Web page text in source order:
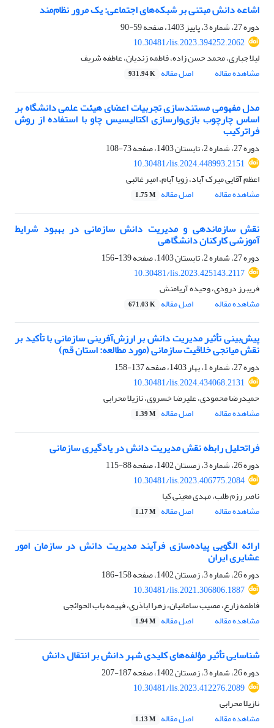
اشاعه دانش مبتنی بر شبکه‌های اجتماعی: یک مرور نظام‌مند
دوره 27، شماره 3، پاییز 1403، صفحه
59-90
10.30481/lis.2023.394252.2062
لیلا جباری، محمد حسن زاده، فاطمه زندیان، عاطفه شریف
مشاهده مقاله
اصل مقاله 931.94 K
مدل مفهومی مستندسازی تجربیات اعضای هیئت علمی دانشگاه بر
اساس چارچوب بازی‌وارسازی اکتالیسیس چاو با استفاده از روش
فراترکیب
دوره 27، شماره 2، تابستان 1403، صفحه
73-108
10.30481/lis.2024.448993.2151
اعظم آقایی میرک آباد، زویا آبام، امیر غائبی
مشاهده مقاله
اصل مقاله 1.75 M
نقش سازماندهی و مدیریت دانش سازمانی در بهبود شرایط
آموزشی کارکنان دانشگاهی
دوره 27، شماره 2، تابستان 1403، صفحه
139-156
10.30481/lis.2023.425143.2117
فریبرز درودی، وحیده آریامنش
مشاهده مقاله
اصل مقاله 671.03 K
پیش‌بینی تأثیر مدیریت دانش بر ارزش‌آفرینی سازمانی با تأکید بر
نقش میانجی خلاقیت سازمانی (مورد مطالعه: استان قم)
دوره 27، شماره 1، بهار 1403، صفحه
137-158
10.30481/lis.2024.434068.2131
حمیدرضا محمودی، علیرضا خسروی، نازیلا محرابی
مشاهده مقاله
اصل مقاله 1.39 M
فراتحلیل رابطه نقش مدیریت دانش در یادگیری سازمانی
دوره 26، شماره 3، زمستان 1402، صفحه
88-115
10.30481/lis.2023.406775.2084
ناصر رزم طلب، مهدی معینی کیا
مشاهده مقاله
اصل مقاله 1.17 M
ارائه الگویی پیاده‌سازی فرآیند مدیریت دانش در سازمان امور
عشایری ایران
دوره 26، شماره 3، زمستان 1402، صفحه
158-186
10.30481/lis.2021.306806.1887
فاطمه زارع، مصیب سامانیان، زهرا اباذری، فهیمه باب الحوائجی
مشاهده مقاله
اصل مقاله 1.94 M
شناسایی تأثیر مؤلفه‌های کلیدی شهر دانش بر انتقال دانش
دوره 26، شماره 3، زمستان 1402، صفحه
187-207
10.30481/lis.2023.412276.2089
نازیلا محرابی
مشاهده مقاله
اصل مقاله 1.13 M